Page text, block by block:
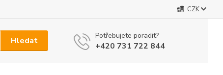
CZK
Hledat Potřebujete poradit?
+420 731 722 844